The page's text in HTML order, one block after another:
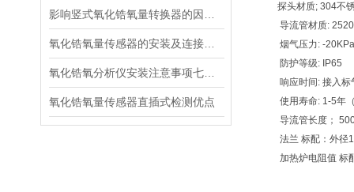
氧化锆氧量传感器直插式检测优点
探头材质; 304不
导流管材质: 2520/
烟气压力: -
防护等级: IP65
响应时间: 接入标
使用寿命: 1-5年（
导流管长度；
法兰 标配：外径
加热炉电阻值 标